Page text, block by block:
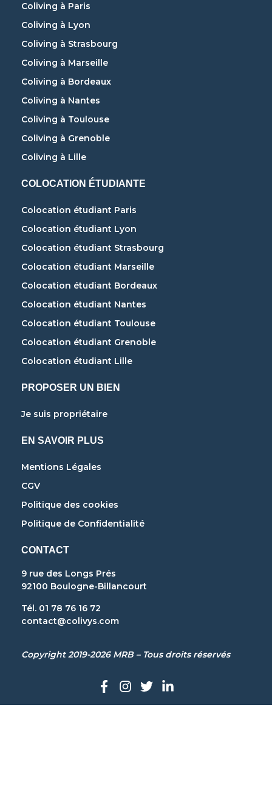
Coliving à Paris
Coliving à Lyon
Coliving à Strasbourg
Coliving à Marseille
Coliving à Bordeaux
Coliving à Nantes
Coliving à Toulouse
Coliving à Grenoble
Coliving à Lille
COLOCATION ÉTUDIANTE
Colocation étudiant Paris
Colocation étudiant Lyon
Colocation étudiant Strasbourg
Colocation étudiant Marseille
Colocation étudiant Bordeaux
Colocation étudiant Nantes
Colocation étudiant Toulouse
Colocation étudiant Grenoble
Colocation étudiant Lille
PROPOSER UN BIEN
Je suis propriétaire
EN SAVOIR PLUS
Mentions Légales
CGV
Politique des cookies
Politique de Confidentialité
CONTACT
9 rue des Longs Prés
92100 Boulogne-Billancourt
Tél. 01 78 76 16 72
contact@colivys.com
Copyright 2019-2026 MRB – Tous droits réservés